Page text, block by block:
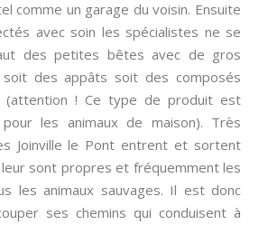
comme un garage du voisin. Ensuite
avec soin les spécialistes ne se
des petites bêtes avec de gros
des appâts soit des composés
(attention ! Ce type de produit est
les animaux de maison). Très
Joinville le Pont entrent et sortent
sont propres et fréquemment les
les animaux sauvages. Il est donc
ses chemins qui conduisent à